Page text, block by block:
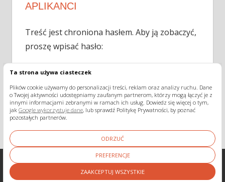
Ta strona używa ciasteczek
Plików cookie używamy do personalizacji treści, reklam oraz analizy ruchu. Dane
o Twojej aktywności udostępniamy zaufanym partnerom, którzy mogą łączyć je z
innymi informacjami zebranymi w ramach ich usług. Dowiedz się więcej o tym,
jak Google wykorzystuje dane, lub sprawdź Politykę Prywatności, by poznać
pozostałych partnerów.
ODRZUĆ
PREFERENCJE
ZAAKCEPTUJ WSZYSTKIE
APLIKANCI
Treść jest chroniona hasłem. Aby ją zobaczyć,
proszę wpisać hasło:
Hasło:
WordPress Theme: Tortuga by ThemeZee.